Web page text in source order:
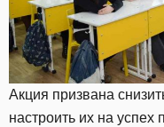
Акция призвана
настроить их на